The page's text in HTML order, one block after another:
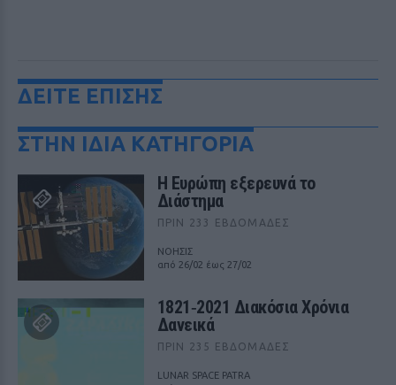
ΔΕΙΤΕ ΕΠΙΣΗΣ
ΣΤΗΝ ΙΔΙΑ ΚΑΤΗΓΟΡΙΑ
Η Ευρώπη εξερευνά το
Διάστημα
ΠΡΙΝ 233 ΕΒΔΟΜΆΔΕΣ
ΝΟΗΣΙΣ
από 26/02 έως 27/02
1821‑2021 Διακόσια Χρόνια
Δανεικά
ΠΡΙΝ 235 ΕΒΔΟΜΆΔΕΣ
LUNAR SPACE PATRA